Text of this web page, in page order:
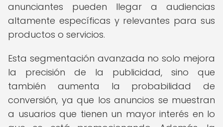
anunciantes pueden llegar a audiencias
altamente específicas y relevantes para sus
productos o servicios.
Esta segmentación avanzada no solo mejora
la precisión de la publicidad, sino que
también aumenta la probabilidad de
conversión, ya que los anuncios se muestran
a usuarios que tienen un mayor interés en lo